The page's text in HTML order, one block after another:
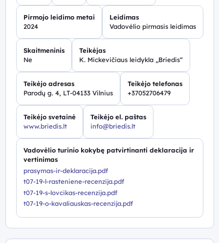
Pirmojo leidimo metai
2024
Leidimas
Vadovėlio pirmasis leidimas
Skaitmeninis
Ne
Teikėjas
K. Mickevičiaus leidykla „Briedis“
Teikėjo adresas
Parodų g. 4, LT-04133 Vilnius
Teikėjo telefonas
+37052706479
Teikėjo svetainė
www.briedis.lt
Teikėjo el. paštas
info@briedis.lt
Vadovėlio turinio kokybę patvirtinanti deklaracija ir
vertinimas
prasymas-ir-deklaracija.pdf
t07-19-l-rasteniene-recenzija.pdf
t07-19-s-lovcikas-recenzija.pdf
t07-19-o-kavaliauskas-recenzija.pdf